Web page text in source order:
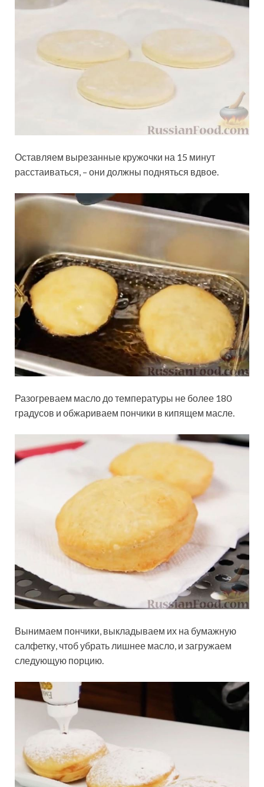
Оставляем вырезанные кружочки на 15 минут
расстаиваться, – они должны подняться вдвое.
Разогреваем масло до температуры не более 180
градусов и обжариваем пончики в кипящем масле.
Вынимаем пончики, выкладываем их на бумажную
салфетку, чтоб убрать лишнее масло, и загружаем
следующую порцию.